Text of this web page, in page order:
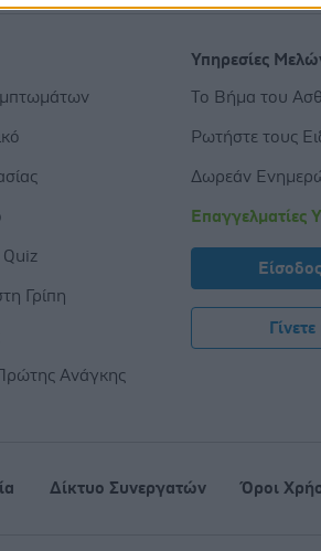
Quiz
Γρίπη
Ανάγκης
Υπηρεσίες
Το Βήμα του
Ρωτήστε τους
Δωρεάν
Επαγγελματίες
Δίκτυο Συνεργατών Όροι